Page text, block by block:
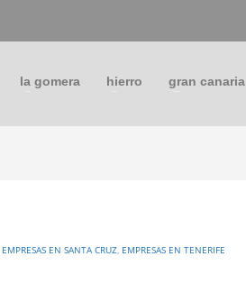
la gomera hierro gran canaria
EMPRESAS EN SANTA CRUZ, EMPRESAS EN TENERIFE